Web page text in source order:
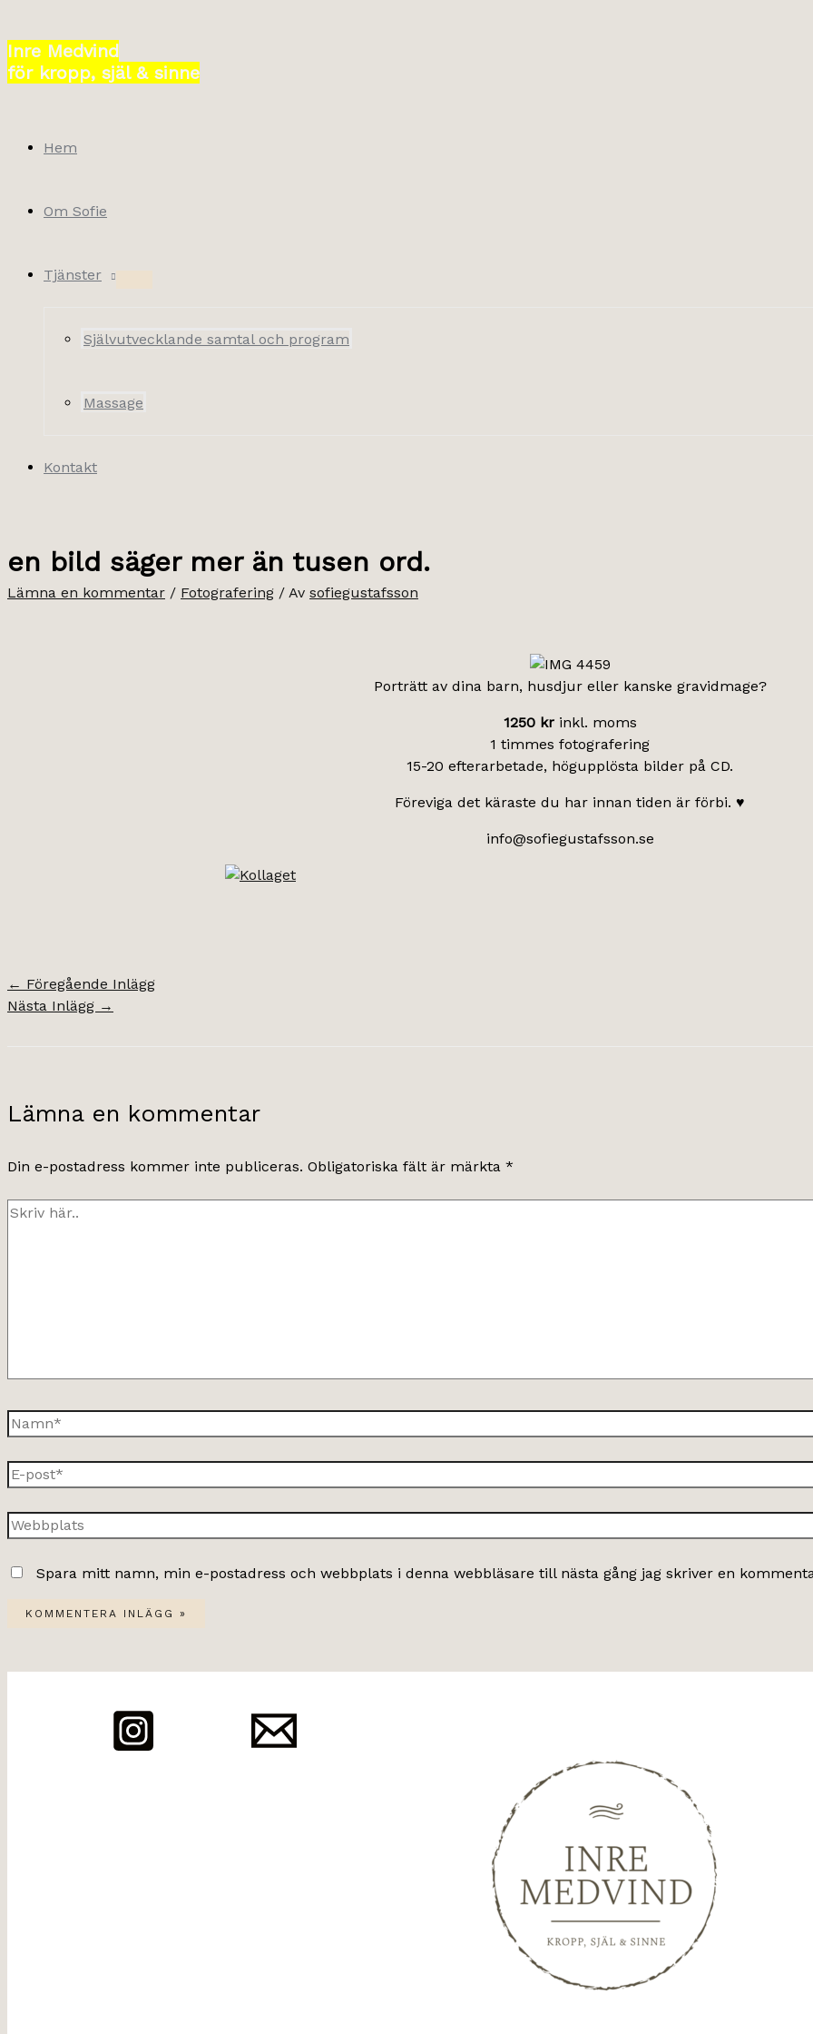
till
innehåll
Inre Medvind
för kropp, själ & sinne
Hem
Om Sofie
Tjänster
Självutvecklande samtal och program
Massage
Kontakt
en bild säger mer än tusen ord.
Lämna en kommentar / Fotografering / Av sofiegustafsson
Porträtt av dina barn, husdjur eller kanske gravidmage?
1250 krinkl. moms
1 timmes fotografering
15-20 efterarbetade, högupplösta bilder på CD.
Föreviga det käraste du har innan tiden är förbi. ♥
info@sofiegustafsson.se
← Föregående Inlägg
Nästa Inlägg →
Lämna en kommentar
Din e-postadress kommer inte publiceras. Obligatoriska fält är märkta *
Skriv
Namn*
E-
post*
Webbplats
Spara mitt namn, min e-postadress och webbplats i denna webbläsare till nästa gång jag skriver en